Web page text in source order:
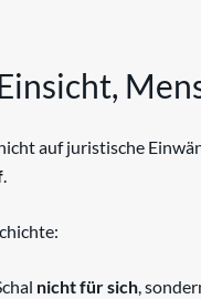
auf juristische
.
nicht für sich,